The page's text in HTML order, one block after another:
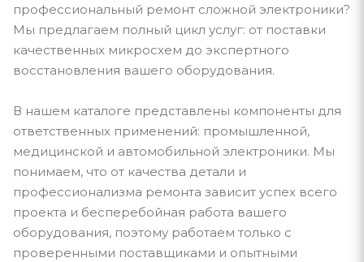
профессиональный ремонт сложной электроники?
Мы предлагаем полный цикл услуг: от поставки
качественных микросхем до экспертного
восстановления вашего оборудования.
В нашем каталоге представлены компоненты для
ответственных применений: промышленной,
медицинской и автомобильной электроники. Мы
понимаем, что от качества детали и
профессионализма ремонта зависит успех всего
проекта и бесперебойная работа вашего
оборудования, поэтому работаем только с
проверенными поставщиками и опытными